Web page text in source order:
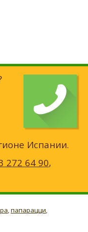
Испании.
272 64 90,
,папарацци,